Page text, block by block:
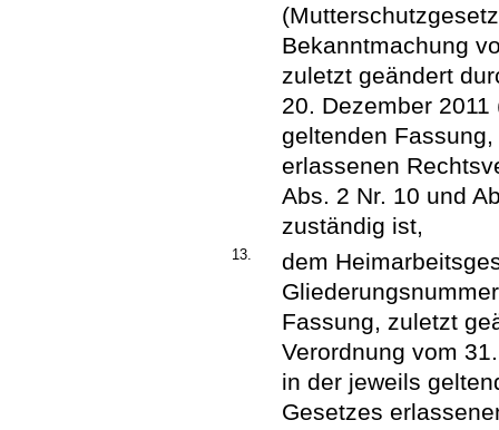
Bekanntmachung
zuletzt geändert
20. Dezember
geltenden
erlassenen
Abs. 2 Nr. 10 und
zuständig ist,
13.
dem
Fassung, zuletzt
Verordnung vom
in der jeweils
Gesetzes